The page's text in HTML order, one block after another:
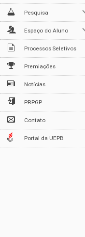
Pesquisa
Espaço do Aluno
Processos Seletivos
Premiações
Notícias
PRPGP
Contato
Portal da UEPB